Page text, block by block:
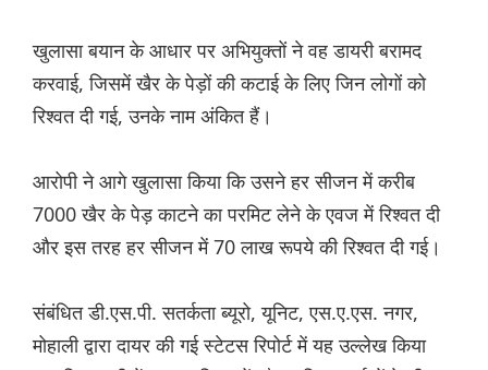
खुलासा बयान के आधार पर अभियुक्तों ने वह डायरी बरामद
करवाई, जिसमें खैर के पेड़ों की कटाई के लिए जिन लोगों को
रिश्वत दी गई, उनके नाम अंकित हैं।
आरोपी ने आगे खुलासा किया कि उसने हर सीजन में करीब
7000 खैर के पेड़ काटने का परमिट लेने के एवज में रिश्वत दी
और इस तरह हर सीजन में 70 लाख रूपये की रिश्वत दी गई।
संबंधित डी.एस.पी. सतर्कता ब्यूरो, यूनिट, एस.ए.एस. नगर,
मोहाली द्वारा दायर की गई स्टेटस रिपोर्ट में यह उल्लेख किया